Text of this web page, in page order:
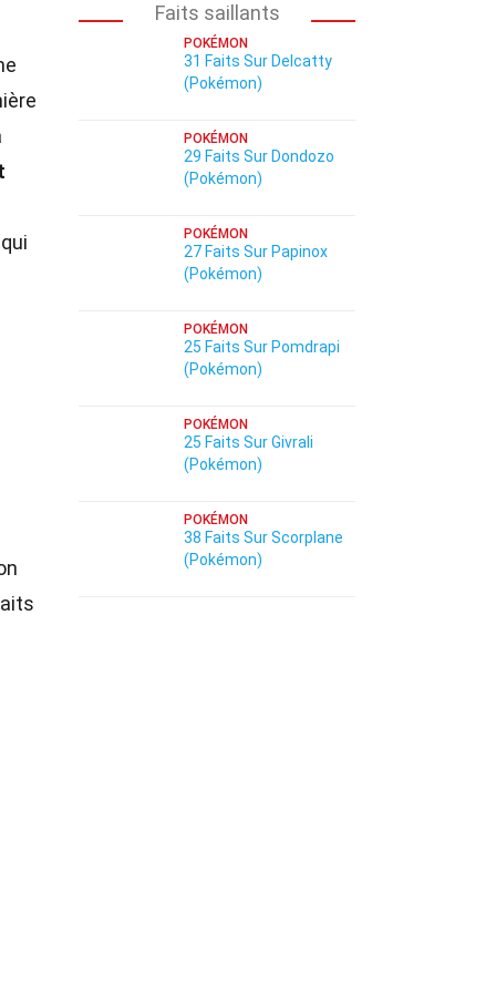
Faits saillants
POKÉMON
31 Faits Sur Delcatty
(Pokémon)
POKÉMON
29 Faits Sur Dondozo
(Pokémon)
POKÉMON
27 Faits Sur Papinox
(Pokémon)
POKÉMON
25 Faits Sur Pomdrapi
(Pokémon)
POKÉMON
25 Faits Sur Givrali
(Pokémon)
POKÉMON
38 Faits Sur Scorplane
(Pokémon)